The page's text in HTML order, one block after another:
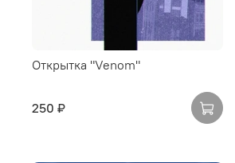
Открытка "Venom"
250 ₽